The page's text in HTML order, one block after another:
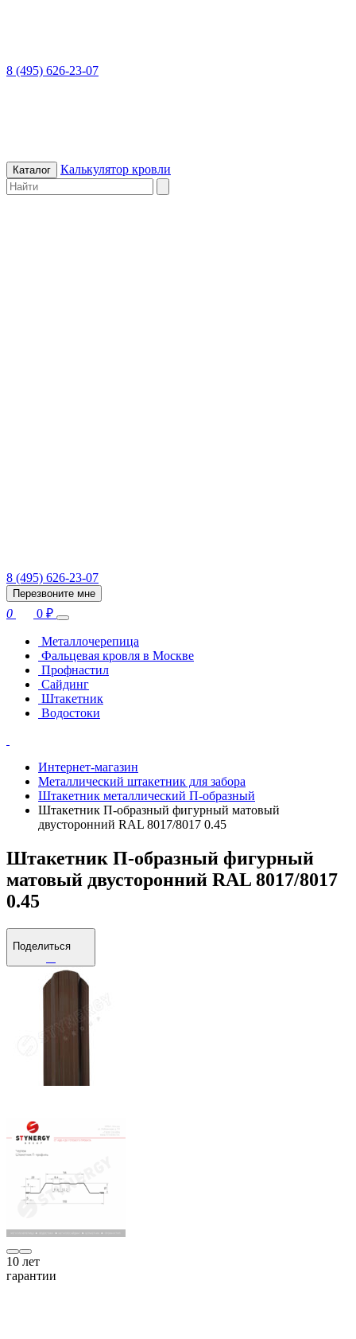
8 (495) 626-23-07
Каталог Калькулятор кровли
8 (495) 626-23-07
Перезвоните мне
0 0 ₽
Металлочерепица
Фальцевая кровля в Москве
Профнастил
Сайдинг
Штакетник
Водостоки
Интернет-магазин
Металлический штакетник для забора
Штакетник металлический П-образный
Штакетник П-образный фигурный матовый
двусторонний RAL 8017/8017 0.45
Штакетник П-образный фигурный
матовый двусторонний RAL 8017/8017
0.45
Поделиться
10 лет
гарантии